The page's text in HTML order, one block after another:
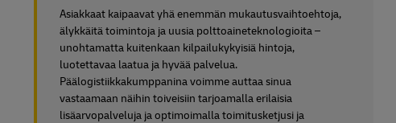
Asiakkaat kaipaavat yhä enemmän mukautusvaihtoehtoja,
älykkäitä toimintoja ja uusia polttoaineteknologioita –
unohtamatta kuitenkaan kilpailukykyisiä hintoja,
luotettavaa laatua ja hyvää palvelua.
Päälogistiikkakumppanina voimme auttaa sinua
vastaamaan näihin toiveisiin tarjoamalla erilaisia
lisäarvopalveluja ja optimoimalla toimitusketjusi ja